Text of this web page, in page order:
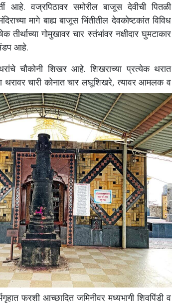
आहे.वज्रपिठावर समोरील बाजूस देवीची पितळी
मागे बाह्य बाजूस भिंतीतील देवकोष्टकांत विविध
तीर्थाच्या गोमुखावर चार स्तंभांवर नक्षीदार घुमटाकार
आहे.
चौकोनी शिखर आहे.शिखराच्या प्रत्येक थरात
थरावर चारी कोनात चार लघूशिखरे,त्यावर आमलक व
फरशी आच्छादित जमिनीवर मध्यभागी शिवपिंडी व